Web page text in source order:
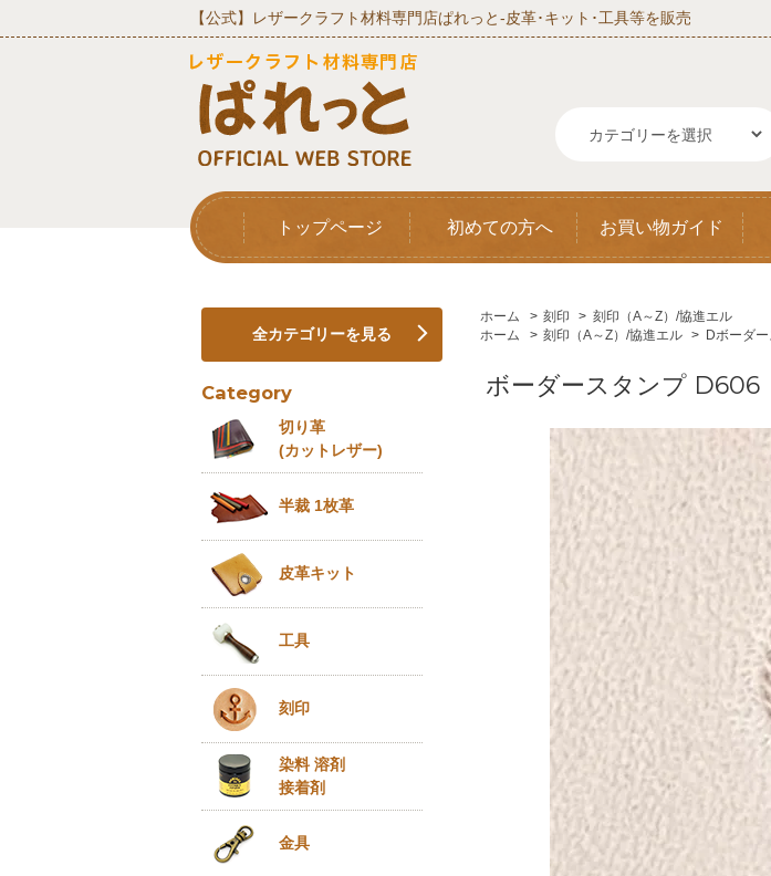
【公式】レザークラフト材料専門店ぱれっと‐皮革･キット･工具等を販売
トップページ 初めての方へ お買い物ガイド
ホーム > 刻印 > 刻印（A～Z）/協進エル
ホーム
> 刻印（A～Z）/協進エル > Dボーダ
ボーダースタンプ D606
全カテゴリーを見る
Category
切り革
(カットレザー)
半裁 1枚革
皮革キット
工具
刻印
染料 溶剤
接着剤
金具